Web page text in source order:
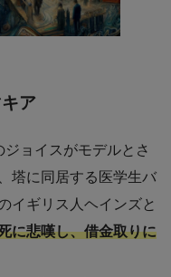
ア
ジョイスがモデルとさ
塔に同居する医学生バ
イギリス人ヘインズと
に悲嘆し、借金取りに